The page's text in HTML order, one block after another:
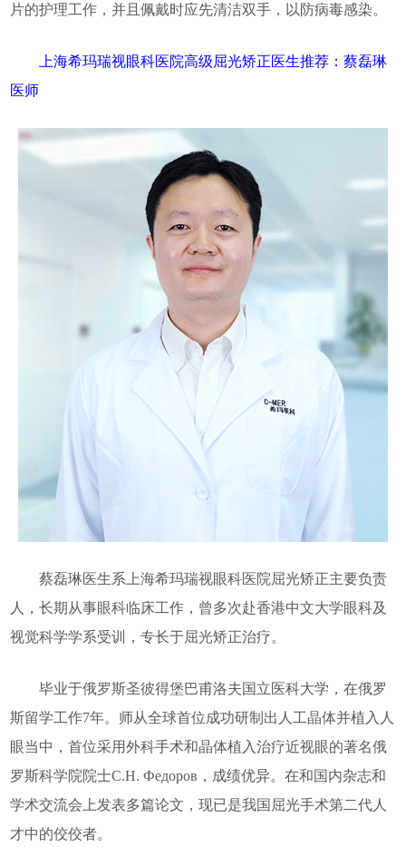
片的护理工作，并且佩戴时应先清洁双手，以防病毒感染。
上海希玛瑞视眼科医院高级屈光矫正医生推荐：蔡磊琳
医师
蔡磊琳医生系上海希玛瑞视眼科医院屈光矫正主要负责
人，长期从事眼科临床工作，曾多次赴香港中文大学眼科及
视觉科学学系受训，专长于屈光矫正治疗。
毕业于俄罗斯圣彼得堡巴甫洛夫国立医科大学，在俄罗
斯留学工作7年。师从全球首位成功研制出人工晶体并植入人
眼当中，首位采用外科手术和晶体植入治疗近视眼的著名俄
罗斯科学院院士C.H. Федоров，成绩优异。在和国内杂志和
学术交流会上发表多篇论文，现已是我国屈光手术第二代人
才中的佼佼者。